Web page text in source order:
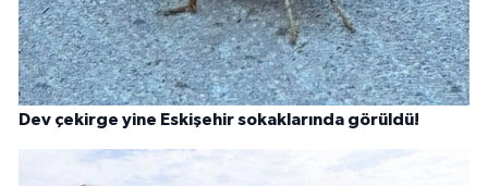
Dev çekirge yine Eskişehir sokaklarında görüldü!